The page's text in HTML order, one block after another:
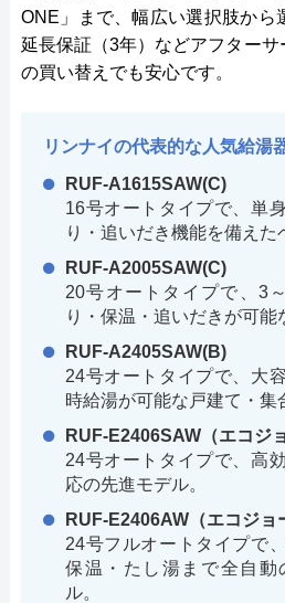
ONE」まで、幅広い選択肢から
延長保証（3年）などアフター
の買い替えでも安心です。
リンナイの代表的な人気給湯
RUF-A1615SAW(C)
16号オートタイプで、単
り・追いだき機能を備えた
RUF-A2005SAW(C)
20号オートタイプで、3
り・保温・追いだきが可能
RUF-A2405SAW(B)
24号オートタイプで、大
時給湯が可能な戸建て・集
RUF-E2406SAW（エコジ
24号オートタイプで、高
応の先進モデル。
RUF-E2406AW（エコジョ
24号フルオートタイプで
保温・たし湯まで全自動
ル。